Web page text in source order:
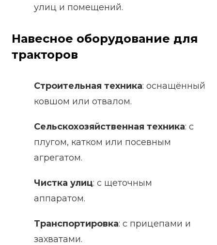
улиц и помещений.
Навесное оборудование для
тракторов
Строительная техника: оснащённый
ковшом или отвалом.
Сельскохозяйственная техника: с
плугом, катком или посевным
агрегатом.
Чистка улиц: с щеточным
аппаратом.
Транспортировка: с прицепами и
захватами.